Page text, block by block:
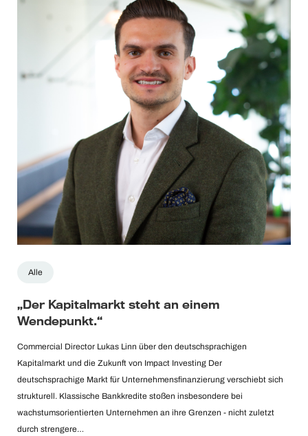
Alle
„Der Kapitalmarkt steht an einem
Wendepunkt.“
Commercial Director Lukas Linn über den deutschsprachigen
Kapitalmarkt und die Zukunft von Impact Investing Der
deutschsprachige Markt für Unternehmensfinanzierung verschiebt sich
strukturell. Klassische Bankkredite stoßen insbesondere bei
wachstumsorientierten Unternehmen an ihre Grenzen - nicht zuletzt
durch strengere…